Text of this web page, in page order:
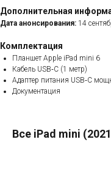
Дополнительная
Дата анонсирования: 14
Комплектация
Планшет Apple iPad mini 6
Кабель USB‑C (1 метр)
Адаптер питания USB‑C
Документация
Все iPad mini